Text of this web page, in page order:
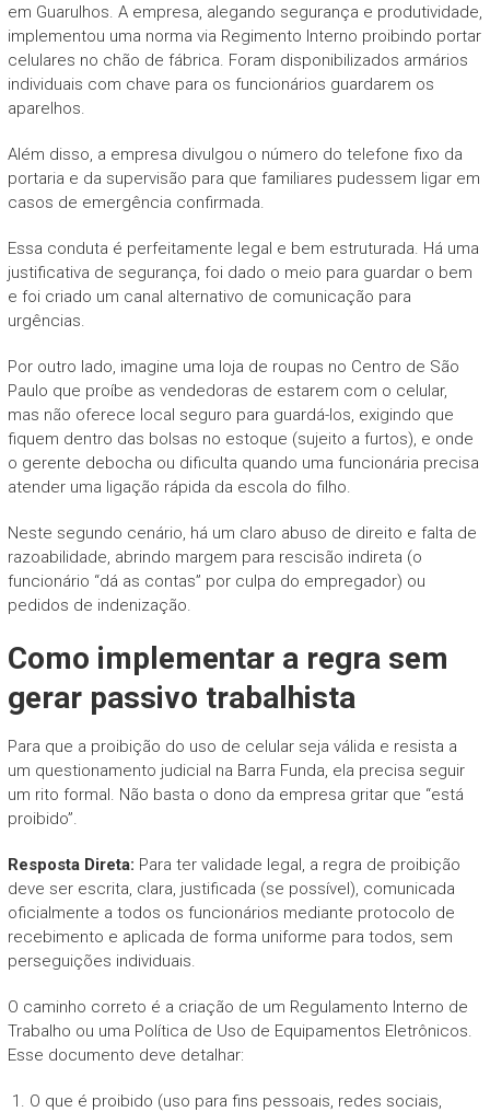
em Guarulhos. A empresa, alegando segurança e produtividade,
implementou uma norma via Regimento Interno proibindo portar
celulares no chão de fábrica. Foram disponibilizados armários
individuais com chave para os funcionários guardarem os
aparelhos.
Além disso, a empresa divulgou o número do telefone fixo da
portaria e da supervisão para que familiares pudessem ligar em
casos de emergência confirmada.
Essa conduta é perfeitamente legal e bem estruturada. Há uma
justificativa de segurança, foi dado o meio para guardar o bem
e foi criado um canal alternativo de comunicação para
urgências.
Por outro lado, imagine uma loja de roupas no Centro de São
Paulo que proíbe as vendedoras de estarem com o celular,
mas não oferece local seguro para guardá-los, exigindo que
fiquem dentro das bolsas no estoque (sujeito a furtos), e onde
o gerente debocha ou dificulta quando uma funcionária precisa
atender uma ligação rápida da escola do filho.
Neste segundo cenário, há um claro abuso de direito e falta de
razoabilidade, abrindo margem para rescisão indireta (o
funcionário “dá as contas” por culpa do empregador) ou
pedidos de indenização.
Como implementar a regra sem
gerar passivo trabalhista
Para que a proibição do uso de celular seja válida e resista a
um questionamento judicial na Barra Funda, ela precisa seguir
um rito formal. Não basta o dono da empresa gritar que “está
proibido”.
Resposta Direta: Para ter validade legal, a regra de proibição
deve ser escrita, clara, justificada (se possível), comunicada
oficialmente a todos os funcionários mediante protocolo de
recebimento e aplicada de forma uniforme para todos, sem
perseguições individuais.
O caminho correto é a criação de um Regulamento Interno de
Trabalho ou uma Política de Uso de Equipamentos Eletrônicos.
Esse documento deve detalhar:
O que é proibido (uso para fins pessoais, redes sociais,